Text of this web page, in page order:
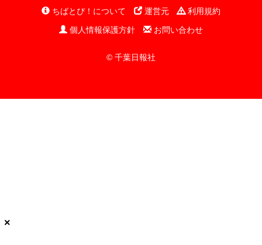
ちばとぴ！について 運営元
利用規約
個人情報保護方針
お問い合わせ
© 千葉日報社
×